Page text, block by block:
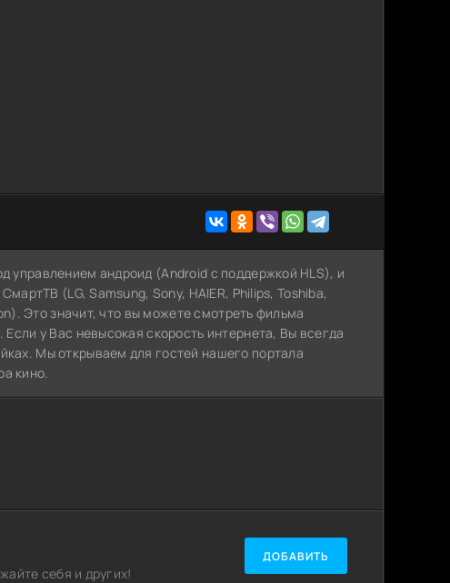
управлением андроид (Android с поддержкой HLS), и
(LG, Samsung, Sony, HAIER, Philips, Toshiba,
Это значит, что вы можете cмотреть фильма
у Вас невысокая скорость интернета, Вы всегда
Мы открываем для гостей нашего портала
кино.
себя и других!
ДОБАВИТЬ